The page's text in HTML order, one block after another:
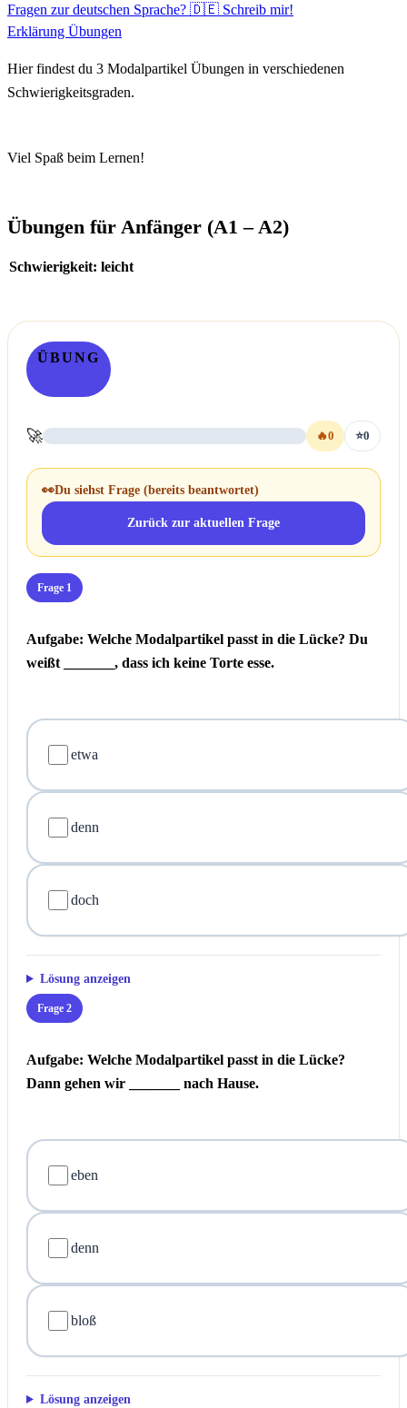
Fragen zur deutschen Sprache? 🇩🇪 Schreib mir!
Erklärung Übungen
Hier findest du 3 Modalpartikel Übungen in verschiedenen
Schwierigkeitsgraden.
Viel Spaß beim Lernen!
Übungen für Anfänger (A1 – A2)
Schwierigkeit: leicht
ÜBUNG
🚀 🔥0 ⭐0
👀Du siehst Frage (bereits beantwortet)
Zurück zur aktuellen Frage
Frage 1
Aufgabe: Welche Modalpartikel passt in die Lücke? Du
weißt _______, dass ich keine Torte esse.
etwa
denn
doch
Lösung anzeigen
Frage 2
Aufgabe: Welche Modalpartikel passt in die Lücke?
Dann gehen wir _______ nach Hause.
eben
denn
bloß
Lösung anzeigen